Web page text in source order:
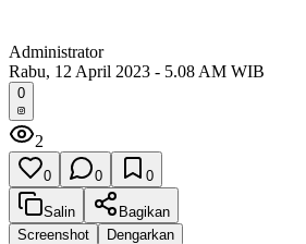
Administrator
Rabu, 12 April 2023 - 5.08 AM WIB
0
2
0 0 0
Salin
Bagikan
Screenshot
Dengarkan